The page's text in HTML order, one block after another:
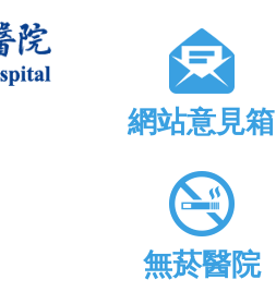
網站意見箱
無菸醫院